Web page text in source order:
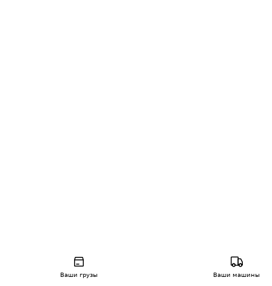
Ваши грузы Ваши машины